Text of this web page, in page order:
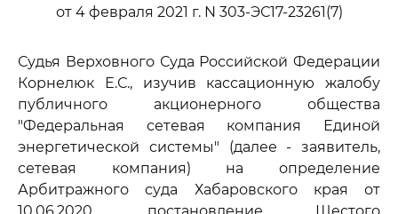
от 4 февраля 2021 г. N 303-ЭС17-23261(7)
Судья Верховного Суда Российской Федерации
Корнелюк Е.С., изучив кассационную жалобу
публичного акционерного общества
"Федеральная сетевая компания Единой
энергетической системы" (далее - заявитель,
сетевая компания) на определение
Арбитражного суда Хабаровского края от